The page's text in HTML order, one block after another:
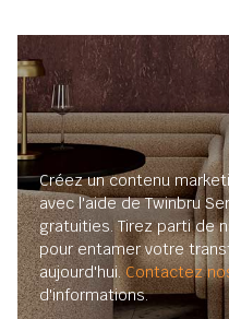
Créez un contenu
avec l'aide de Twinbru
gratuities. Tirez parti de
pour entamer votre
aujourd'hui.Contactez
d'informations.